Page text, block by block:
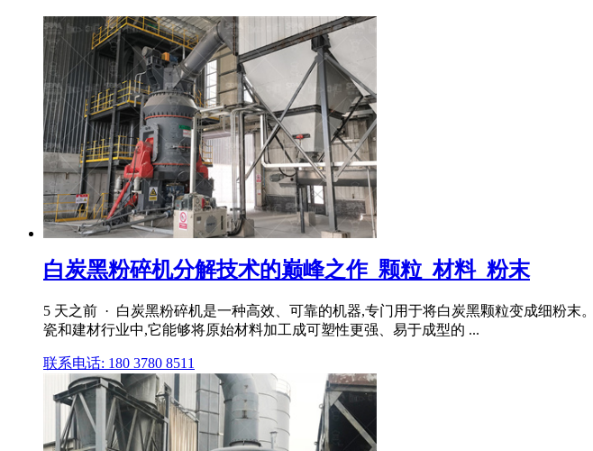
白炭黑粉碎机分解技术的巅峰之作_颗粒_材料_粉末
5 天之前 · 白炭黑粉碎机是一种高效、可靠的机器,专门用于将白炭黑颗粒变成细粉
瓷和建材行业中,它能够将原始材料加工成可塑性更强、易于成型的 ...
联系电话: 180 3780 8511